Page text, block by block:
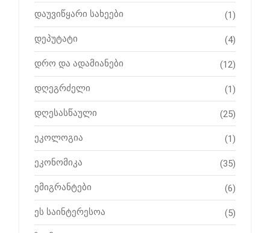
დაუვიწყარი სახეები (1)
დეპუტატი (4)
დრო და ადამიანები (12)
დღეგრძელი (1)
დღესასწაული (25)
ეკოლოგია (1)
ეკონომიკა (35)
ემიგრანტები (6)
ეს საინტერესოა (5)